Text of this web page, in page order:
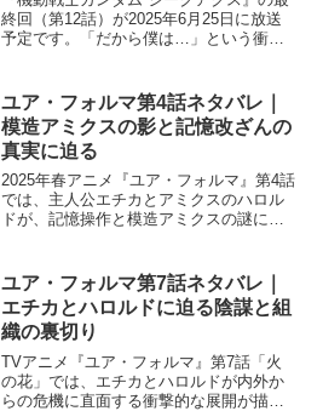
終回（第12話）が2025年6月25日に放送
予定です。「だから僕は…」という衝撃
かれると多くのファンが予想していま
す。本記事では...
ユア・フォルマ第4話ネタバレ｜
模造アミクスの影と記憶改ざんの
真実に迫る
2025年春アニメ『ユア・フォルマ』第4話
では、主人公エチカとアミクスのハロル
ドが、記憶操作と模造アミクスの謎に迫
フォルマ」技術の悪用があり、ダリヤ襲
撃事件やハロルドに...
ユア・フォルマ第7話ネタバレ｜
エチカとハロルドに迫る陰謀と組
織の裏切り
TVアニメ『ユア・フォルマ』第7話「火
の花」では、エチカとハロルドが内外か
らの危機に直面する衝撃的な展開が描か